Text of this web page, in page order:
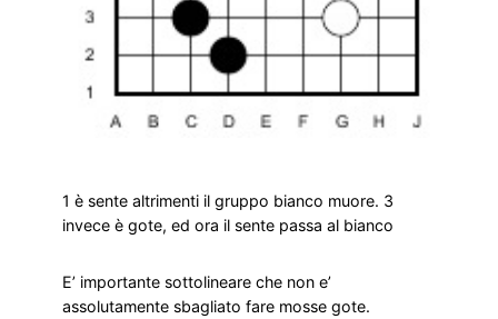
1 è sente altrimenti il gruppo bianco muore. 3
invece è gote, ed ora il sente passa al bianco
E’ importante sottolineare che non e’
assolutamente sbagliato fare mosse gote.